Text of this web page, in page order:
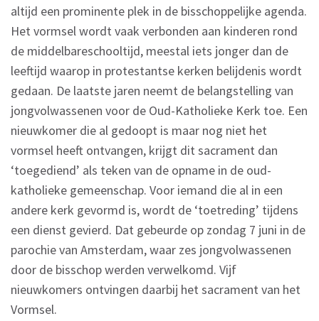
altijd een prominente plek in de bisschoppelijke agenda.
Het vormsel wordt vaak verbonden aan kinderen rond
de middelbareschooltijd, meestal iets jonger dan de
leeftijd waarop in protestantse kerken belijdenis wordt
gedaan. De laatste jaren neemt de belangstelling van
jongvolwassenen voor de Oud-Katholieke Kerk toe. Een
nieuwkomer die al gedoopt is maar nog niet het
vormsel heeft ontvangen, krijgt dit sacrament dan
‘toegediend’ als teken van de opname in de oud-
katholieke gemeenschap. Voor iemand die al in een
andere kerk gevormd is, wordt de ‘toetreding’ tijdens
een dienst gevierd. Dat gebeurde op zondag 7 juni in de
parochie van Amsterdam, waar zes jongvolwassenen
door de bisschop werden verwelkomd. Vijf
nieuwkomers ontvingen daarbij het sacrament van het
Vormsel.